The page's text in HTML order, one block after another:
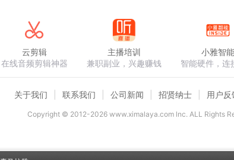
云剪辑
在线音频剪辑神器
主播培训
兼职副业，兴趣赚钱
小雅智能
智能硬件，连
关于我们 联系我们 公司新闻 招贤纳士 用户反
Copyright © 2012-2026www.ximalaya.com lnc. ALL Rights